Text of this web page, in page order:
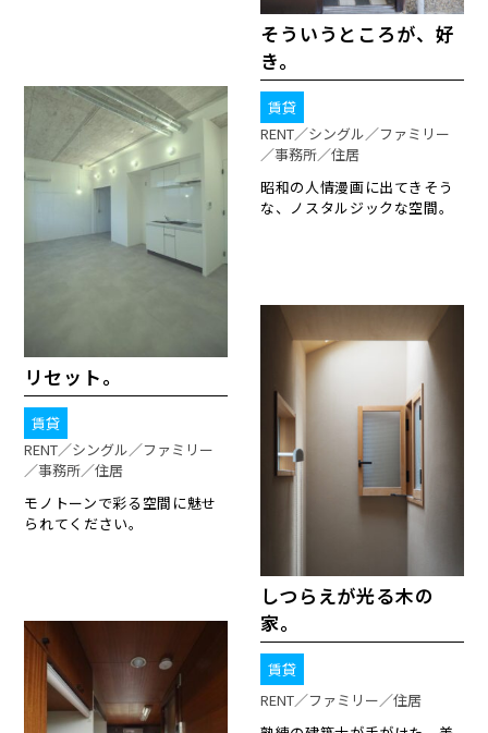
そういうところが、好
き。
賃貸
RENT／シングル／ファミリー
／事務所／住居
昭和の人情漫画に出てきそう
な、ノスタルジックな空間。
リセット。
賃貸
RENT／シングル／ファミリー
／事務所／住居
モノトーンで彩る空間に魅せ
られてください。
しつらえが光る木の
家。
賃貸
RENT／ファミリー／住居